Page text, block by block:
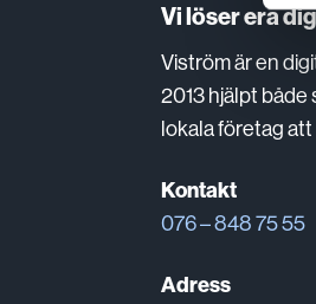
Vi löser era
Viström är en
2013 hjälpt
lokala företag
Kontakt
076 – 848 75 55
Adress